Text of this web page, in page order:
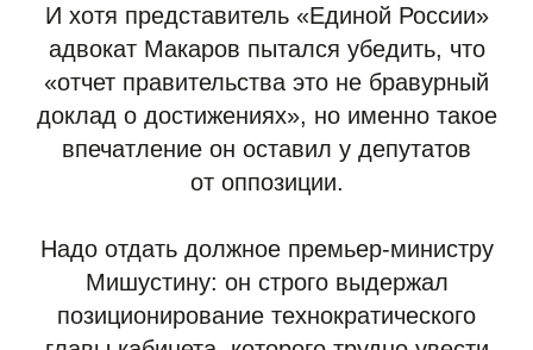
И хотя представитель «Единой России»
адвокат Макаров пытался убедить, что
«отчет правительства это не бравурный
доклад о достижениях», но именно такое
впечатление он оставил у депутатов
от оппозиции.
Надо отдать должное премьер-министру
Мишустину: он строго выдержал
позиционирование технократического